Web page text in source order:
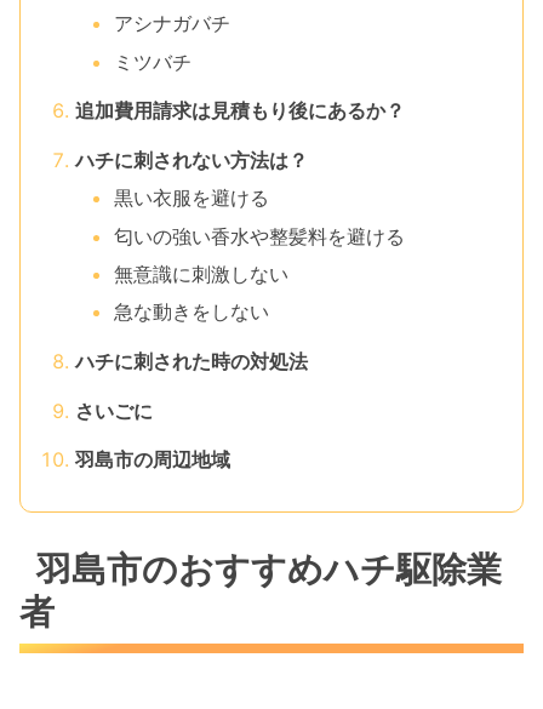
アシナガバチ
ミツバチ
追加費用請求は見積もり後にあるか？
ハチに刺されない方法は？
黒い衣服を避ける
匂いの強い香水や整髪料を避ける
無意識に刺激しない
急な動きをしない
ハチに刺された時の対処法
さいごに
羽島市の周辺地域
羽島市のおすすめハチ駆除業
者